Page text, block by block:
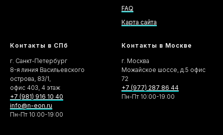
FAQ
Карта сайта
Контакты в СПб
г. Санкт-Петербург
8-я линия Васильевского
острова, 83/1,
офис 403, 4 этаж
+7 (981) 916 10 40
info@n-eon.ru
Пн-Пт 10:00-19:00
Контакты в Москве
г. Москва
Можайское шоссе, д.5 офис
72
+7 (977) 287 86 44
Пн-Пт 10:00-19:00